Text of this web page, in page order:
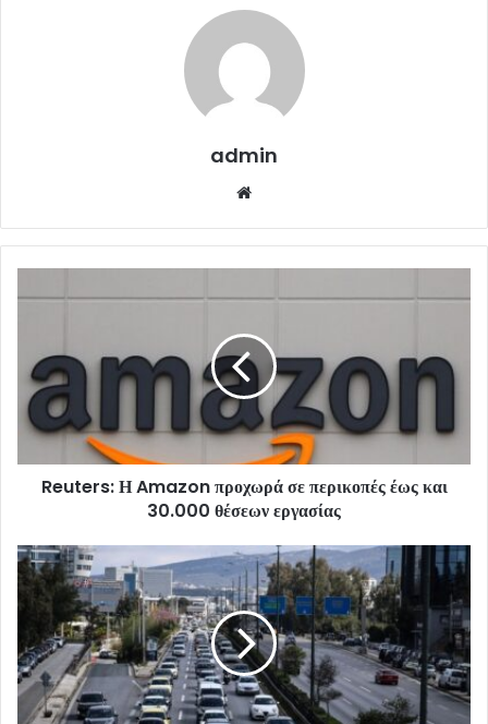
admin
Reuters: Η Amazon προχωρά σε περικοπές έως και
30.000 θέσεων εργασίας